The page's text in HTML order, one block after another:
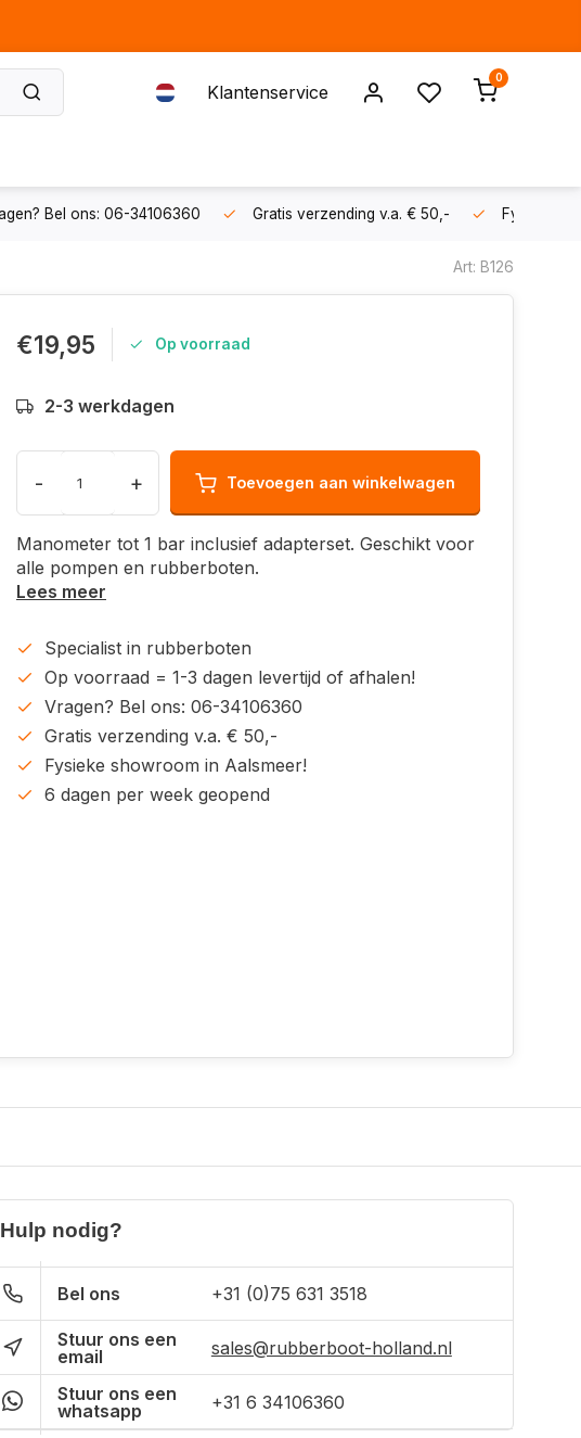
Klantenservice
0
Bel ons: 06-34106360 Gratis verzending v.a. € 50,- Fysieke
Art: B126
€19,95 Op voorraad
2-3 werkdagen
- + Toevoegen aan winkelwagen
Manometer tot 1 bar inclusief adapterset. Geschikt voor
alle pompen en rubberboten.
Lees meer
Specialist in rubberboten
Op voorraad = 1-3 dagen levertijd of afhalen!
Vragen? Bel ons: 06-34106360
Gratis verzending v.a. € 50,-
Fysieke showroom in Aalsmeer!
6 dagen per week geopend
Hulp nodig?
Bel ons +31 (0)75 631 3518
Stuur ons een
email
sales@rubberboot-holland.nl
Stuur ons een
whatsapp
+31 6 34106360